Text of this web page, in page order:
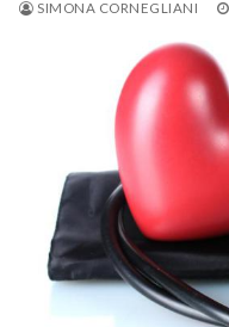
SIMONA CORNEGLIANI